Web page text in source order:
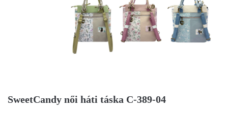
SweetCandy női háti táska C-389-04